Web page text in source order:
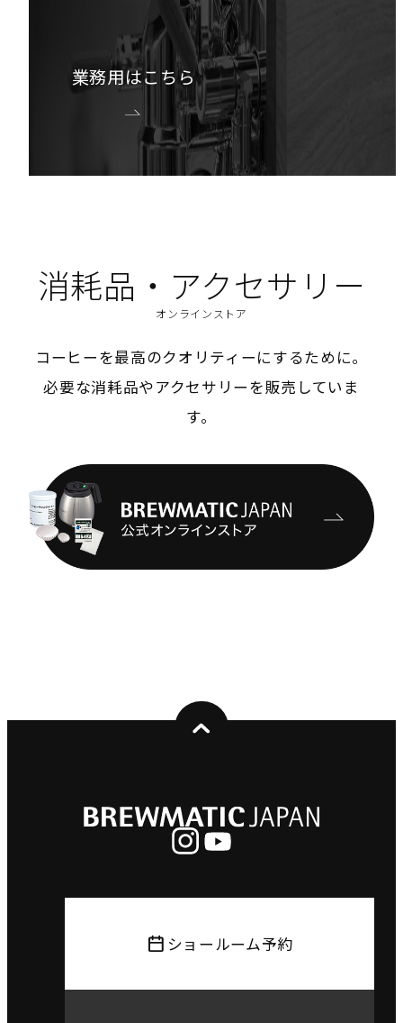
業務用はこちら
消耗品・アクセサリー
オンラインストア
コーヒーを最高のクオリティーにするために。
必要な消耗品やアクセサリーを販売していま
す。
ショールーム予約